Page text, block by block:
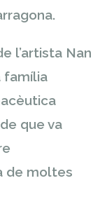
l’artista Nan
família
que va
de moltes